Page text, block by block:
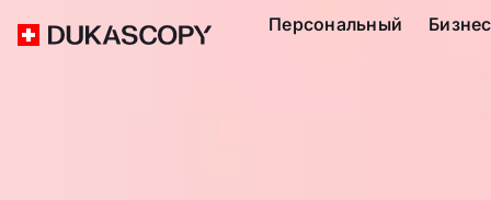
Персональный Бизнес